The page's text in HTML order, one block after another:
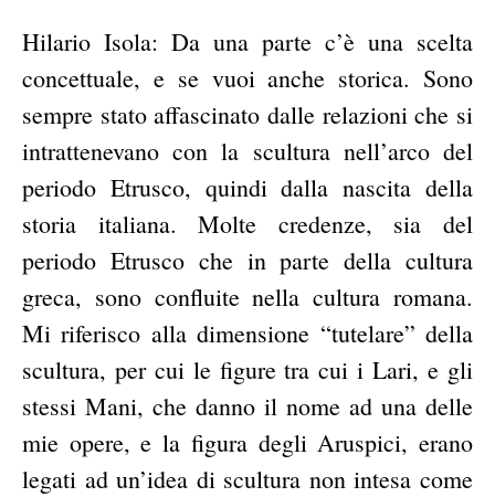
Hilario Isola: Da una parte c’è una scelta
concettuale, e se vuoi anche storica. Sono
sempre stato affascinato dalle relazioni che si
intrattenevano con la scultura nell’arco del
periodo Etrusco, quindi dalla nascita della
storia italiana. Molte credenze, sia del
periodo Etrusco che in parte della cultura
greca, sono confluite nella cultura romana.
Mi riferisco alla dimensione “tutelare” della
scultura, per cui le figure tra cui i Lari, e gli
stessi Mani, che danno il nome ad una delle
mie opere, e la figura degli Aruspici, erano
legati ad un’idea di scultura non intesa come